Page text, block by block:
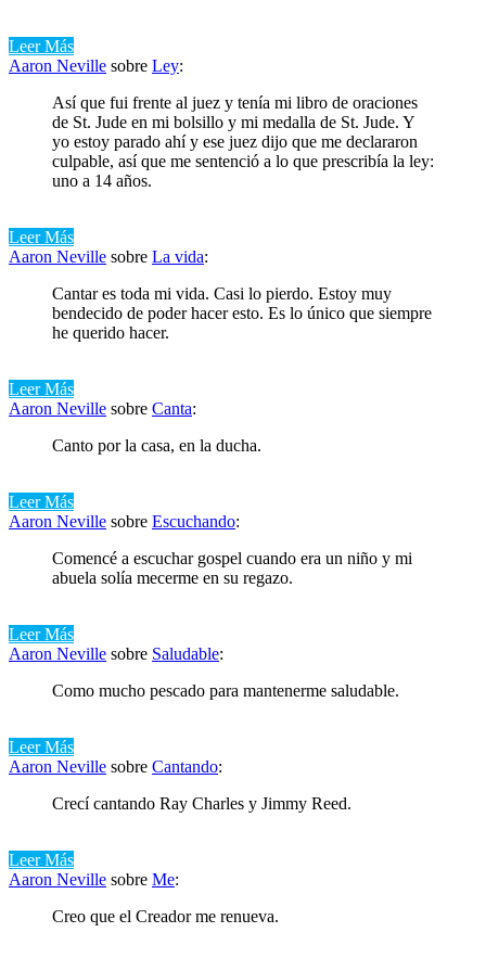
Leer Más
Aaron Neville sobre Ley:
Así que fui frente al juez y tenía mi libro de oraciones
de St. Jude en mi bolsillo y mi medalla de St. Jude. Y
yo estoy parado ahí y ese juez dijo que me declararon
culpable, así que me sentenció a lo que prescribía la ley:
uno a 14 años.
Leer Más
Aaron Neville sobre La vida:
Cantar es toda mi vida. Casi lo pierdo. Estoy muy
bendecido de poder hacer esto. Es lo único que siempre
he querido hacer.
Leer Más
Aaron Neville sobre Canta:
Canto por la casa, en la ducha.
Leer Más
Aaron Neville sobre Escuchando:
Comencé a escuchar gospel cuando era un niño y mi
abuela solía mecerme en su regazo.
Leer Más
Aaron Neville sobre Saludable:
Como mucho pescado para mantenerme saludable.
Leer Más
Aaron Neville sobre Cantando:
Crecí cantando Ray Charles y Jimmy Reed.
Leer Más
Aaron Neville sobre Me:
Creo que el Creador me renueva.